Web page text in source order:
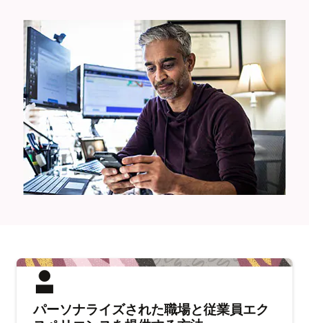
パーソナライズされた職場と従業員エク